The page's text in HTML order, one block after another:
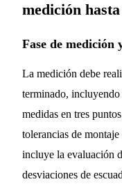
medición
Fase de medición
La medición debe
terminado, incluyendo
medidas en tres
tolerancias de
incluye la evaluación
desviaciones de